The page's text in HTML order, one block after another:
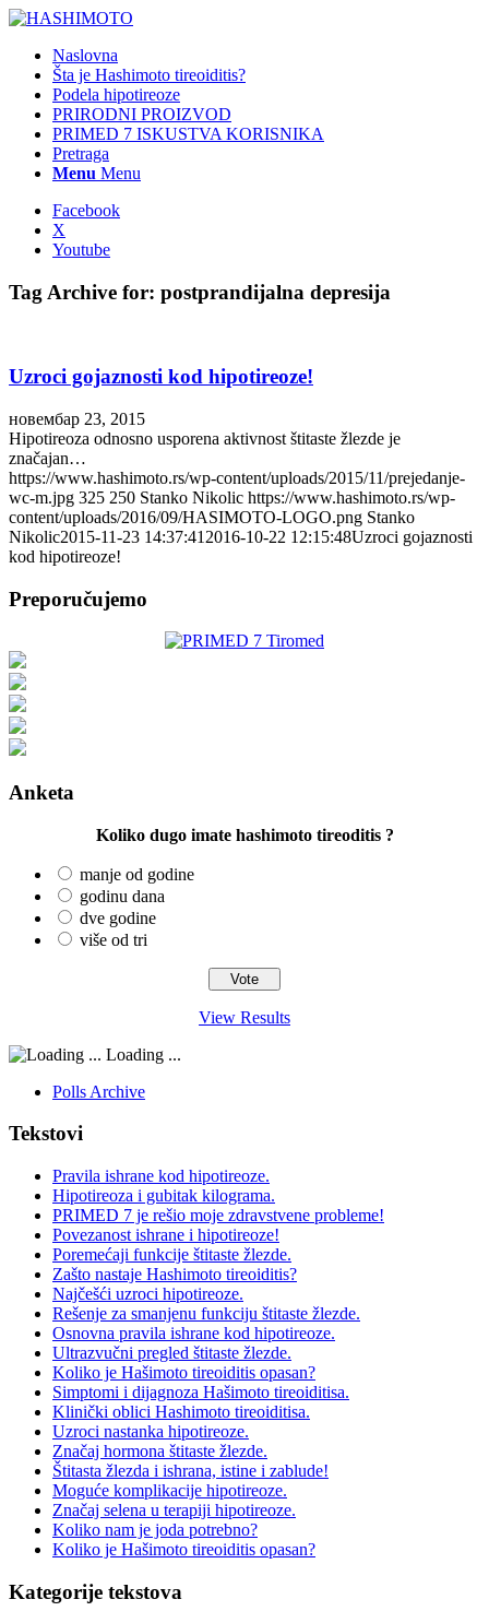
Naslovna
Šta je Hashimoto tireoiditis?
Podela hipotireoze
PRIRODNI PROIZVOD
PRIMED 7 ISKUSTVA KORISNIKA
Pretraga
Menu Menu
Facebook
X
Youtube
Tag Archive for: postprandijalna depresija
Uzroci gojaznosti kod hipotireoze!
новембар 23, 2015
Hipotireoza odnosno usporena aktivnost štitaste žlezde je
značajan…
https://www.hashimoto.rs/wp-content/uploads/2015/11/prejedanje-
wc-m.jpg 325 250 Stanko Nikolic https://www.hashimoto.rs/wp-
content/uploads/2016/09/HASIMOTO-LOGO.png Stanko
Nikolic2015-11-23 14:37:41 2016-10-22 12:15:48Uzroci gojaznosti
kod hipotireoze!
Preporučujemo
Anketa
Koliko dugo imate hashimoto tireoditis ?
manje od godine
godinu dana
dve godine
više od tri
View Results
Loading ...
Polls Archive
Tekstovi
Pravila ishrane kod hipotireoze.
Hipotireoza i gubitak kilograma.
PRIMED 7 je rešio moje zdravstvene probleme!
Povezanost ishrane i hipotireoze!
Poremećaji funkcije štitaste žlezde.
Zašto nastaje Hashimoto tireoiditis?
Najčešći uzroci hipotireoze.
Rešenje za smanjenu funkciju štitaste žlezde.
Osnovna pravila ishrane kod hipotireoze.
Ultrazvučni pregled štitaste žlezde.
Koliko je Hašimoto tireoiditis opasan?
Simptomi i dijagnoza Hašimoto tireoiditisa.
Klinički oblici Hashimoto tireoiditisa.
Uzroci nastanka hipotireoze.
Značaj hormona štitaste žlezde.
Štitasta žlezda i ishrana, istine i zablude!
Moguće komplikacije hipotireoze.
Značaj selena u terapiji hipotireoze.
Koliko nam je joda potrebno?
Koliko je Hašimoto tireoiditis opasan?
Kategorije tekstova